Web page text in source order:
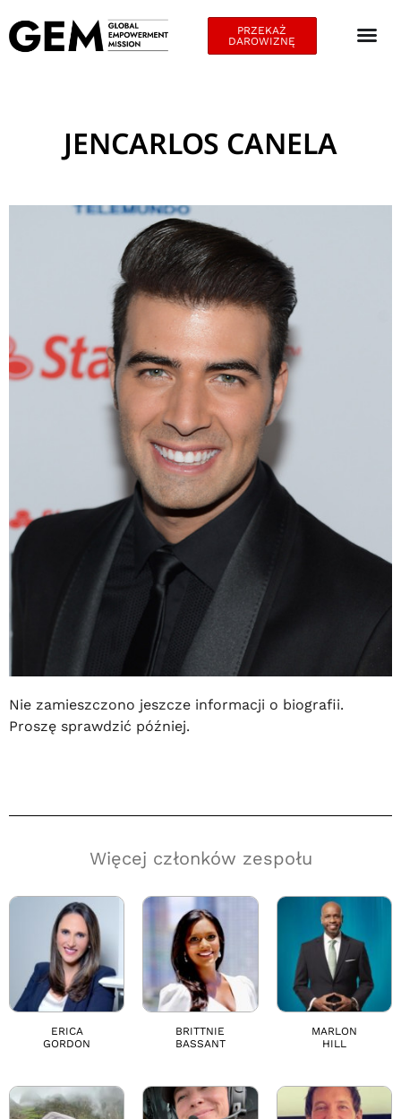
PRZEKAŻ
DAROWIZNĘ
JENCARLOS CANELA
Nie zamieszczono jeszcze informacji o biografii.
Proszę sprawdzić później.
Więcej członków zespołu
ERICA
GORDON
BRITTNIE
BASSANT
MARLON
HILL